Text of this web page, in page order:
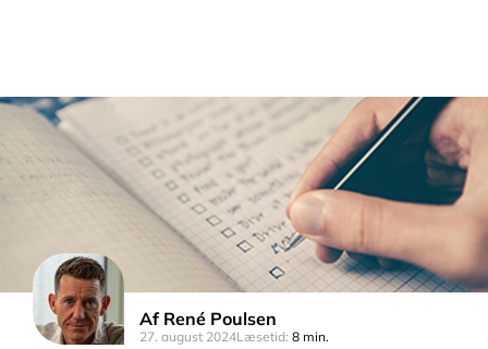
Af René Poulsen
27. august 2024Læsetid: 8 min.